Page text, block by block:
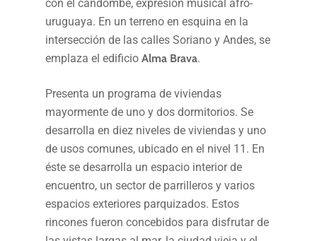
con el candombe, expresión musical afro-
uruguaya. En un terreno en esquina en la
intersección de las calles Soriano y Andes, se
emplaza el edificioAlma Brava.
Presenta un programa de viviendas
mayormente de uno y dos dormitorios. Se
desarrolla en diez niveles de viviendas y uno
de usos comunes, ubicado en el nivel 11. En
éste se desarrolla un espacio interior de
encuentro, un sector de parrilleros y varios
espacios exteriores parquizados. Estos
rincones fueron concebidos para disfrutar de